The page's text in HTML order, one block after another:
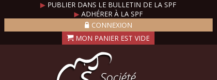
▶ PUBLIER DANS LE BULLETIN DE LA SPF
▶ADHÉRER À LA SPF
CONNEXION